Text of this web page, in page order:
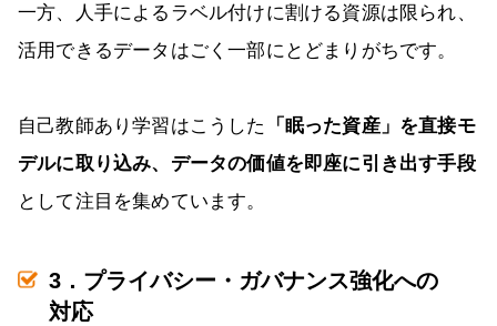
一方、人手によるラベル付けに割ける資源は限られ、
活用できるデータはごく一部にとどまりがちです。
自己教師あり学習はこうした
「眠った資産」を直接モ
デルに取り込み、データの価値を即座に引き出す手段
として注目を集めています。
3．プライバシー・ガバナンス強化への
対応